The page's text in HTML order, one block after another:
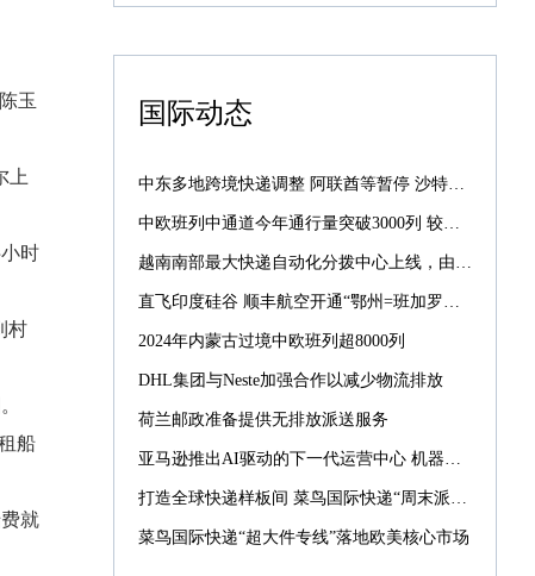
玉
上
时
村
船
就
国际动态
中东多地跨境快递调整 阿联酋等暂停 沙特仍正常配送
中欧班列中通道今年通行量突破3000列 较去年提前39天
越南南部最大快递自动化分拨中心上线，由菜鸟承建
直飞印度硅谷 顺丰航空开通“鄂州=班加罗尔”国际货运航线
2024年内蒙古过境中欧班列超8000列
DHL集团与Neste加强合作以减少物流排放
荷兰邮政准备提供无排放派送服务
亚马逊推出AI驱动的下一代运营中心 机器人数量激增10倍
打造全球快递样板间 菜鸟国际快递“周末派”“同城配”引入西班牙
菜鸟国际快递“超大件专线”落地欧美核心市场